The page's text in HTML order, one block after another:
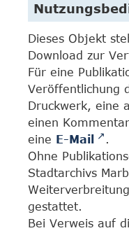
Dieses Objekt
Download zur
Für eine
Veröffentlichung
Druckwerk, eine
einen
eine E-Mail
.
Ohne
Stadtarchivs
gestattet.
Bei Verweis auf